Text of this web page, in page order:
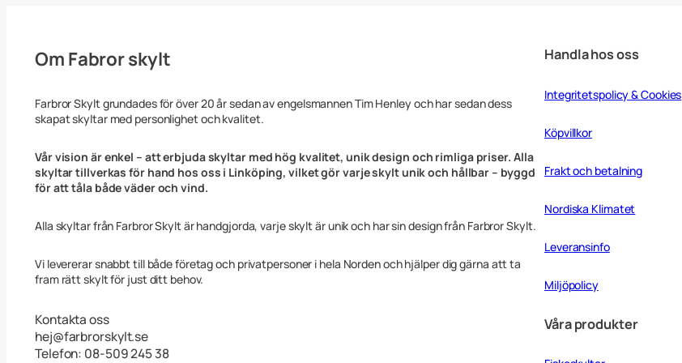
Om Fabror skylt
Farbror Skylt grundades för över 20 år sedan av engelsmannen Tim Henley och har sedan dess
skapat skyltar med personlighet och kvalitet.
Vår vision är enkel – att erbjuda skyltar med hög kvalitet, unik design och rimliga priser. Alla
skyltar tillverkas för hand hos oss i Linköping, vilket gör varje skylt unik och hållbar – byggd
för att tåla både väder och vind.
Alla skyltar från Farbror Skylt är handgjorda, varje skylt är unik och har sin design från Farbror Skylt.
Vi levererar snabbt till både företag och privatpersoner i hela Norden och hjälper dig gärna att ta
fram rätt skylt för just ditt behov.
Kontakta oss
hej@farbrorskylt.se
Telefon: 08-509 245 38
Handla hos oss
Integritetspolicy & Cookies
Köpvillkor
Frakt och betalning
Nordiska Klimatet
Leveransinfo
Miljöpolicy
Våra produkter